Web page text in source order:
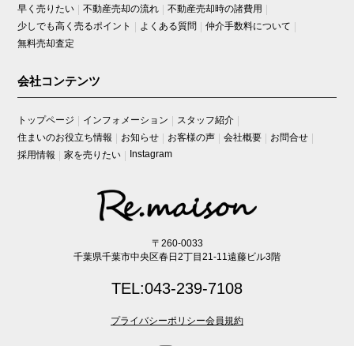
早く売りたい 不動産売却の流れ
不動産売却時の諸費用
少しでも高く売るポイント
よくある質問
仲介手数料について
無料売却査定
会社コンテンツ
トップページ インフォメーション
スタッフ紹介
住まいのお役立ち情報
お知らせ お客様の声 会社概要
お問合せ
採用情報
家を売りたい Instagram
〒260-0033
千葉県千葉市中央区春日2丁目21-11遠藤ビル3階
TEL:043-239-7108
プライバシーポリシー会員規約